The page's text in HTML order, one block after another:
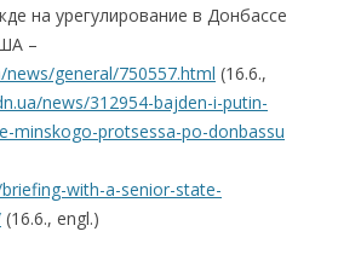
на урегулирование в Донбассе
–
general/750557.html (16.6.,
news/312954-bajden-i-putin-
minskogo-protsessa-po-donbassu
with-a-senior-state-
(16.6., engl.)